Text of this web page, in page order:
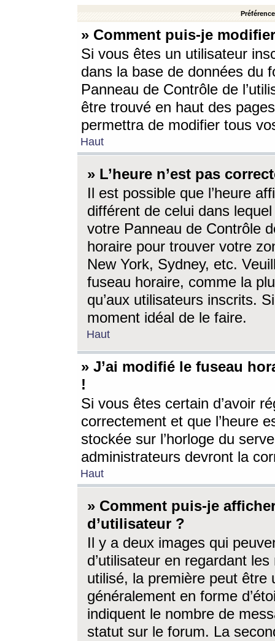
» Comment puis-je
Si vous êtes un utilisateur
dans la base de données du
Panneau de Contrôle de
être trouvé en haut des
permettra de modifier tous
Haut
» L’heure n’est pas
Il est possible que l’heure
différent de celui dans
votre Panneau de Contrôle
horaire pour trouver votre
New York, Sydney, etc.
fuseau horaire, comme la
qu’aux utilisateurs inscrits.
moment idéal de le faire.
Haut
» J’ai modifié le fuseau
!
Si vous êtes certain d’avoir
correctement et que l’heure
stockée sur l’horloge du
administrateurs devront la
Haut
» Comment puis-je
d’utilisateur ?
Il y a deux images qui
d’utilisateur en regardant
utilisé, la première peut être
généralement en forme
indiquent le nombre de
statut sur le forum. La